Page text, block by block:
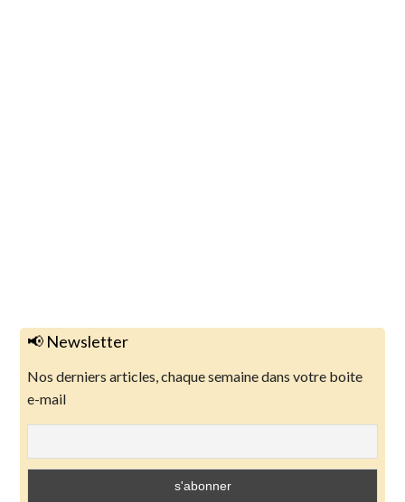
📢 Newsletter
Nos derniers articles, chaque semaine dans votre boite
e-mail